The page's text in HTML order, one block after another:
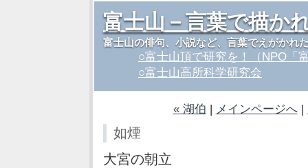
富士山－言葉で描か
富士山の俳句、小説など、言葉でえがかれ
○富士山頂で研究を！（NPO「
○富士山高所科学研究会
« 湖伯 | メインページへ|
如煙
大宮の朝立